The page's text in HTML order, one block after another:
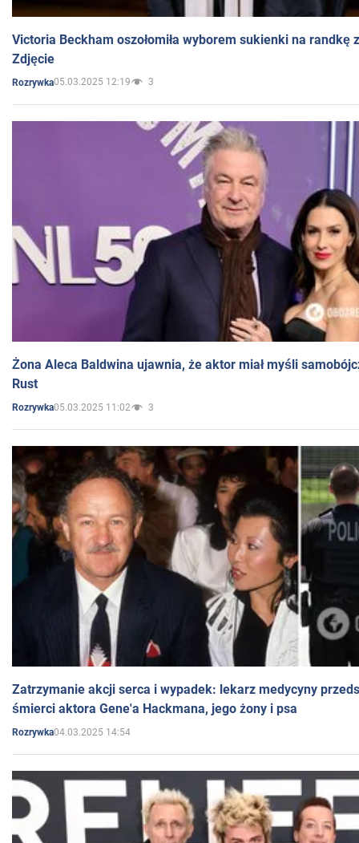
Victoria Beckham oszołomiła wyborem sukienki na randkę
Zdjęcie
Rozrywka05.03.2025 12:19 3
Żona Aleca Baldwina ujawnia, że aktor miał myśli
Rust
Rozrywka05.03.2025 11:02 3
Zatrzymanie akcji serca i wypadek: lekarz medycyny
śmierci aktora Gene'a Hackmana, jego żony i psa
Rozrywka04.03.2025 14:54